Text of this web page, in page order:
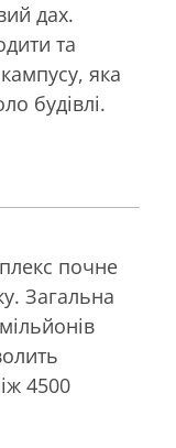
дах.
та
яка
будівлі.
почне
Загальна
4500